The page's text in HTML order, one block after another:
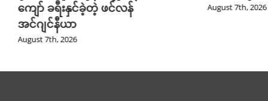
ကျော် ခရီးနှင်ခဲ့တဲ့ ဖင်လန်
အင်ဂျင်နီယာ
August 7th, 2026
August 7th, 2026